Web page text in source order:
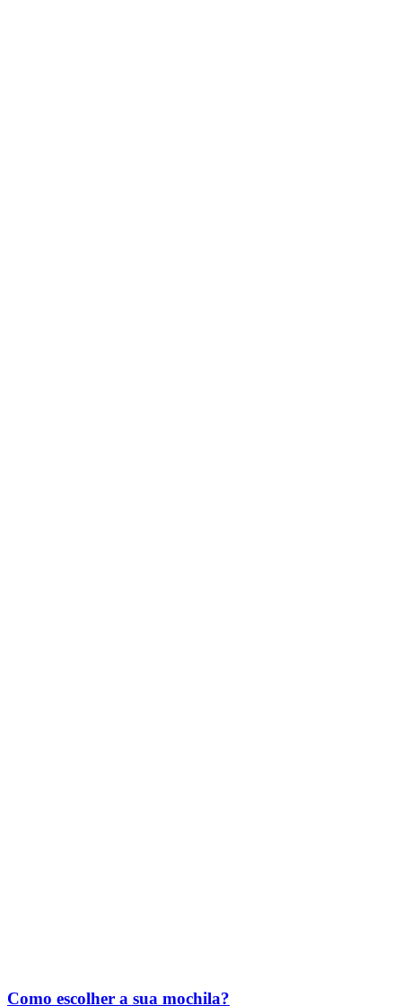
Como escolher a sua mochila?